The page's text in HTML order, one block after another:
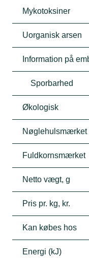
Mykotoksiner
Uorganisk arsen
Information på
Sporbarhed
Økologisk
Nøglehulsmærket
Fuldkornsmærket
Netto vægt, g
Pris pr. kg, kr.
Kan købes hos
Energi (kJ)